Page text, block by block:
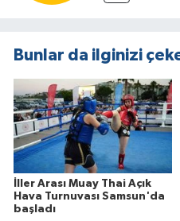
Bunlar da ilginizi
İller Arası Muay Thai Açık
Hava Turnuvası Samsun'da
başladı